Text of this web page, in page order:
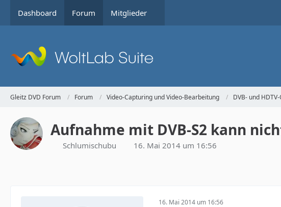
Dashboard Forum Mitglieder
Gleitz DVD Forum Forum Video-Capturing und Video-Bearbeitung DVB- und
Aufnahme mit DVB-S2 kann
Schlumischubu 16. Mai 2014 um 16:56
16. Mai 2014 um 16:56